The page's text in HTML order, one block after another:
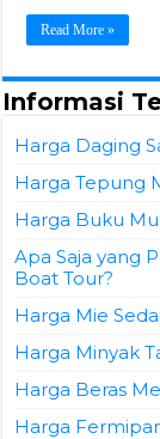
Read More »
Informasi
Harga Daging
Harga Tepung
Harga Buku
Apa Saja yang
Boat Tour?
Harga Mie
Harga Minyak
Harga Beras
Harga